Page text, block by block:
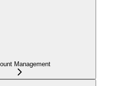
Management